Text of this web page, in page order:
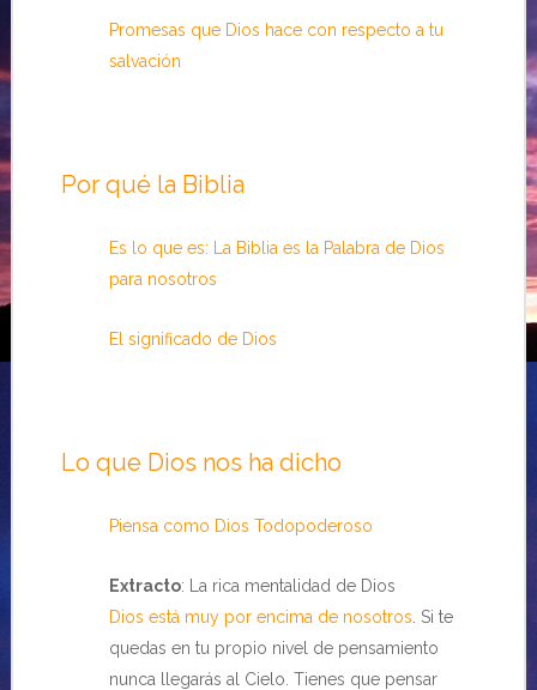
Promesas que Dios hace con respecto a tu
salvación
Por qué la Biblia
Es lo que es: La Biblia es la Palabra de Dios
para nosotros
El significado de Dios
Lo que Dios nos ha dicho
Piensa como Dios Todopoderoso
Extracto: La rica mentalidad de Dios
Dios está muy por encima de nosotros . Si te
quedas en tu propio nivel de pensamiento
nunca llegarás al Cielo. Tienes que pensar